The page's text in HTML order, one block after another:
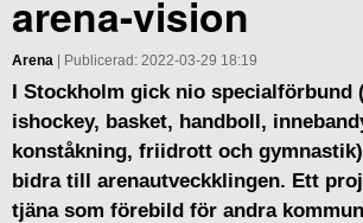
arena-vision
Arena | Publicerad: 2022-03-29 18:19
I Stockholm gick nio specialförbund
ishockey, basket, handboll,
konståkning, friidrott och
bidra till arenautveckklingen. Ett
tjäna som förebild för andra